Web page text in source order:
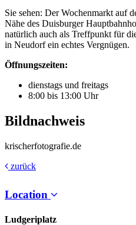
Sie sehen: Der Wochenmarkt auf
Nähe des Duisburger
natürlich auch als Treffpunkt für
in Neudorf ein echtes Vergnügen.
Öffnungszeiten:
dienstags und freitags
8:00 bis 13:00 Uhr
Bildnachweis
krischerfotografie.de
zurück
Location
Ludgeriplatz